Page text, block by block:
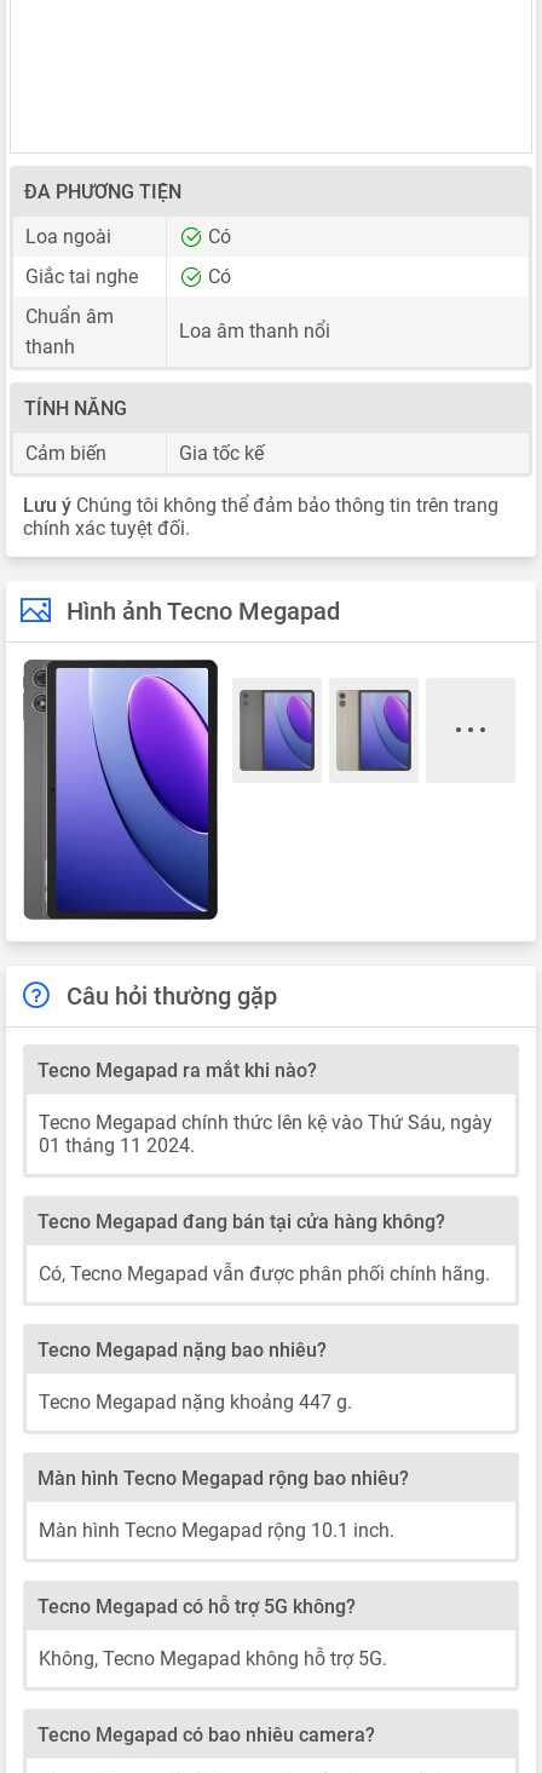
ĐA PHƯƠNG TIỆN
Loa ngoài
Có
Giắc tai nghe
Có
Chuẩn âm
thanh
Loa âm thanh nổi
TÍNH NĂNG
Cảm biến
Gia tốc kế
Lưu ý Chúng tôi không thể đảm bảo thông tin trên trang
chính xác tuyệt đối.
Hình ảnh Tecno Megapad
Câu hỏi thường gặp
Tecno Megapad ra mắt khi nào?
Tecno Megapad chính thức lên kệ vào Thứ Sáu, ngày
01 tháng 11 2024.
Tecno Megapad đang bán tại cửa hàng không?
Có, Tecno Megapad vẫn được phân phối chính hãng.
Tecno Megapad nặng bao nhiêu?
Tecno Megapad nặng khoảng 447 g.
Màn hình Tecno Megapad rộng bao nhiêu?
Màn hình Tecno Megapad rộng 10.1 inch.
Tecno Megapad có hỗ trợ 5G không?
Không, Tecno Megapad không hỗ trợ 5G.
Tecno Megapad có bao nhiêu camera?